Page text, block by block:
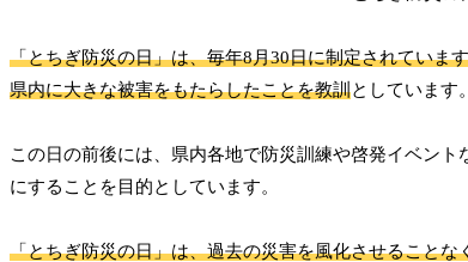
「とちぎ防災の日」は、毎年8月30日に制定されていま
県内に大きな被害をもたらしたことを教訓としています。
この日の前後には、県内各地で防災訓練や啓発イベン
にすることを目的としています。
「とちぎ防災の日」は、過去の災害を風化させること